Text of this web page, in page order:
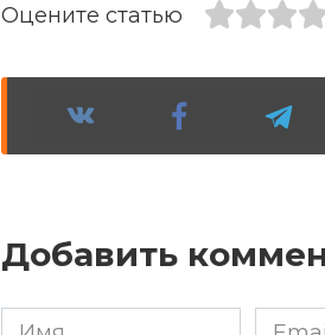
Оцените статью
Добавить
Имя
Email